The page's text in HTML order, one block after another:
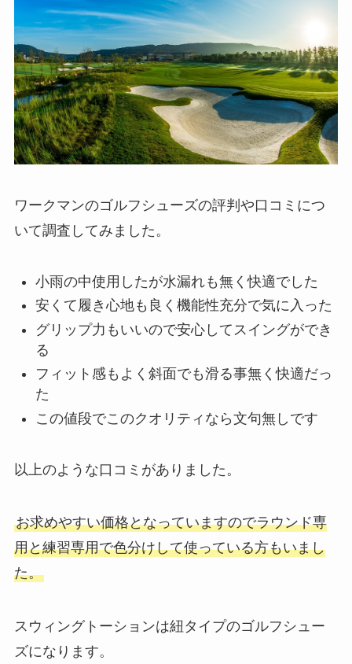
ワークマンのゴルフシューズの評判や口コミにつ
いて調査してみました。
小雨の中使用したが水漏れも無く快適でした
安くて履き心地も良く機能性充分で気に入った
グリップ力もいいので安心してスイングができ
る
フィット感もよく斜面でも滑る事無く快適だっ
た
この値段でこのクオリティなら文句無しです
以上のような口コミがありました。
お求めやすい価格となっていますのでラウンド専
用と練習専用で色分けして使っている方もいまし
た。
スウィングトーションは紐タイプのゴルフシュー
ズになります。